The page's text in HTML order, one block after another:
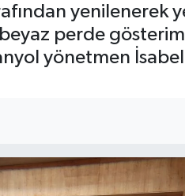
yenilenerek
perde
yönetmen İsabel